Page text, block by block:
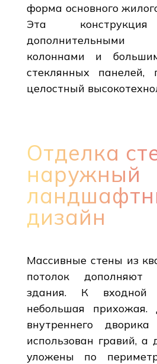
форма основного
Эта
дополнительными
колоннами и
стеклянных
целостный
Отделка
наружный
дизайн
Массивные стены из
потолок
здания. К входной
небольшая прихожая.
внутреннего
использован гравий, а
уложены по